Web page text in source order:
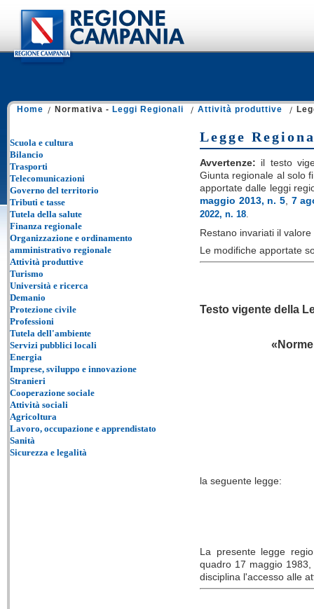
Home Normativa - Leggi Regionali Attività produttive
Legge
Avvertenze: il testo
Giunta regionale al solo
apportate dalle leggi
maggio 2013, n. 5, 7
2022, n. 18.
Restano invariati il
Le modifiche apportate
Testo vigente della
«
la seguente legge:
La presente legge
quadro 17 maggio
disciplina l'accesso alle
Scuola e cultura
Bilancio
Trasporti
Telecomunicazioni
Governo del territorio
Tributi e tasse
Tutela della salute
Finanza regionale
Organizzazione e ordinamento
amministrativo regionale
Attività produttive
Turismo
Università e ricerca
Demanio
Protezione civile
Professioni
Tutela dell'ambiente
Servizi pubblici locali
Energia
Imprese, sviluppo e innovazione
Stranieri
Cooperazione sociale
Attività sociali
Agricoltura
Lavoro, occupazione e apprendistato
Sanità
Sicurezza e legalità